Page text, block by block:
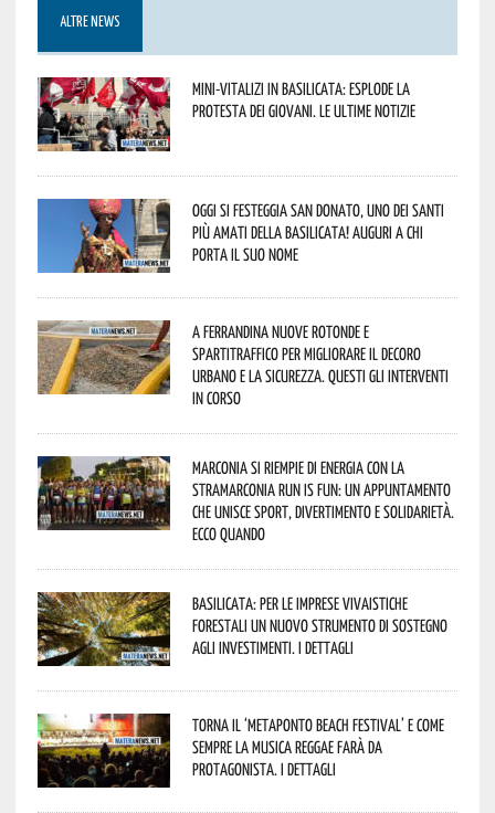
ALTRE NEWS
Mini-vitalizi in Basilicata: esplode la
protesta dei giovani. Le ultime notizie
Oggi si festeggia San Donato, uno dei Santi
più amati della Basilicata! Auguri a chi
porta il suo nome
A Ferrandina nuove rotonde e
spartitraffico per migliorare il decoro
urbano e la sicurezza. Questi gli interventi
in corso
Marconia si riempie di energia con la
StraMarconia Run is Fun: un appuntamento
che unisce sport, divertimento e solidarietà.
Ecco quando
Basilicata: per le imprese vivaistiche
forestali un nuovo strumento di sostegno
agli investimenti. I dettagli
Torna il ‘Metaponto beach festival’ e come
sempre la musica reggae farà da
protagonista. I dettagli